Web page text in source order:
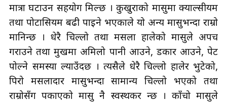
मात्रा घटाउन सहयोग मिल्छ । कुखुराको मासुमा क्याल्सीयम
तथा पोटासियम बढी पाइने भएकाले यो अन्य मासुभन्दा राम्रो
मानिन्छ । धेरै चिल्लो तथा मसला हालेको मासुले अपच
गराउने तथा मुखमा अमिलो पानी आउने, डकार आउने, पेट
पोल्ने समस्या ल्याउँदछ । त्यसैले धेरै चिल्लो हालेर भुटेको,
पिरो मसलादार मासुभन्दा सामान्य चिल्लो भएको तथा
राम्रोसँग पकाएको मासु नै स्वस्थकर हुन्छ । काँचो मासुले